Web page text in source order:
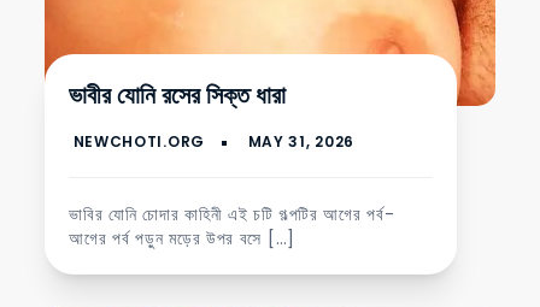
ভাবীর যোনি রসের সিক্ত ধারা
ভাবির যোনি চোদার কাহিনী এই চটি গল্পটির আগের পর্ব-
আগের পর্ব পড়ুন মড়ের উপর বসে […]